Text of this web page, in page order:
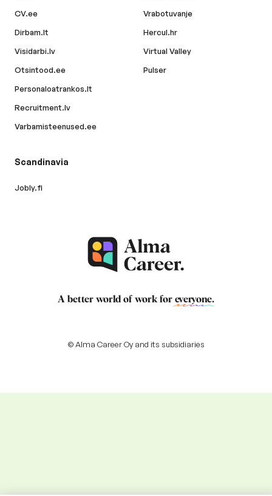
CV.ee
Dirbam.lt
Visidarbi.lv
Otsintood.ee
Personaloatrankos.lt
Recruitment.lv
Varbamisteenused.ee
Vrabotuvanje
Hercul.hr
Virtual Valley
Pulser
Scandinavia
Jobly.fi
A better world of work for everyone.
© Alma Career Oy and its subsidiaries